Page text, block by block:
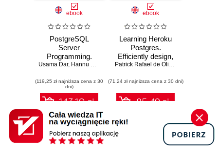
ebook
PostgreSQL
Server
Programming.
Extend
PostgreSQL server
programming to
create, test, debug,
range of user-
defined functions in
your favorite
programming
Usama Dar, Hannu Krosing Jim Mlodgenski,Kirk Roybal
(119,25 zł najniższa cena z 30
dni)
143.10 zł
159.00 zł (-10%)
ebook
Learning Heroku
Postgres.
Efficiently design,
implement, and
successful
PostgreSQL
database with
Patrick Rafael de Oliveira Espake
(71,24 zł najniższa cena z 30 dni)
85.49 zł
94.99 zł